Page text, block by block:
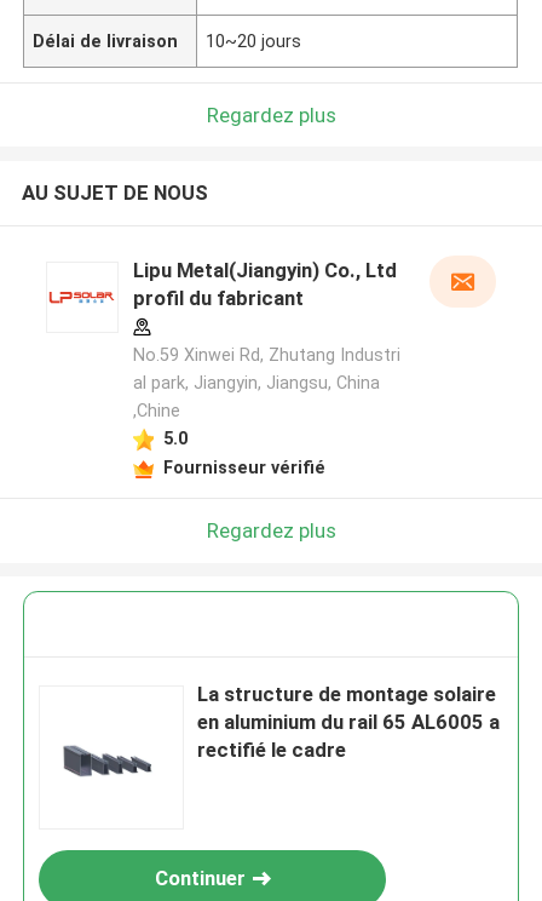
Délai de livraison 10~20 jours
Regardez plus
AU SUJET DE NOUS
Lipu Metal(Jiangyin) Co., Ltd
profil du fabricant
No.59 Xinwei Rd, Zhutang Industri
al park, Jiangyin, Jiangsu, China
,Chine
5.0
Fournisseur vérifié
Regardez plus
La structure de montage solaire
en aluminium du rail 65 AL6005 a
rectifié le cadre
Continuer